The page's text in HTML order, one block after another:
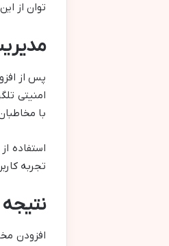
توان از
پس از
امنیتی
با
استفاده
تجربه
افزودن